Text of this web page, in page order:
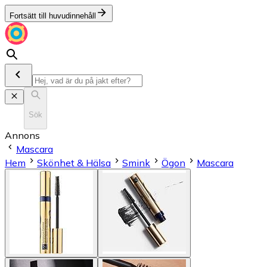
Fortsätt till huvudinnehåll
Sök
Annons
Mascara
Hem
Skönhet & Hälsa Smink Ögon Mascara